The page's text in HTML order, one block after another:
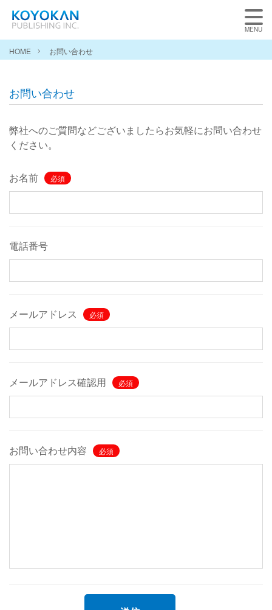
HOME お問い合わせ
お問い合わせ
弊社へのご質問などございましたらお気軽にお問い合わせ
ください。
お名前 必須
電話番号
メールアドレス 必須
メールアドレス確認用 必須
お問い合わせ内容 必須